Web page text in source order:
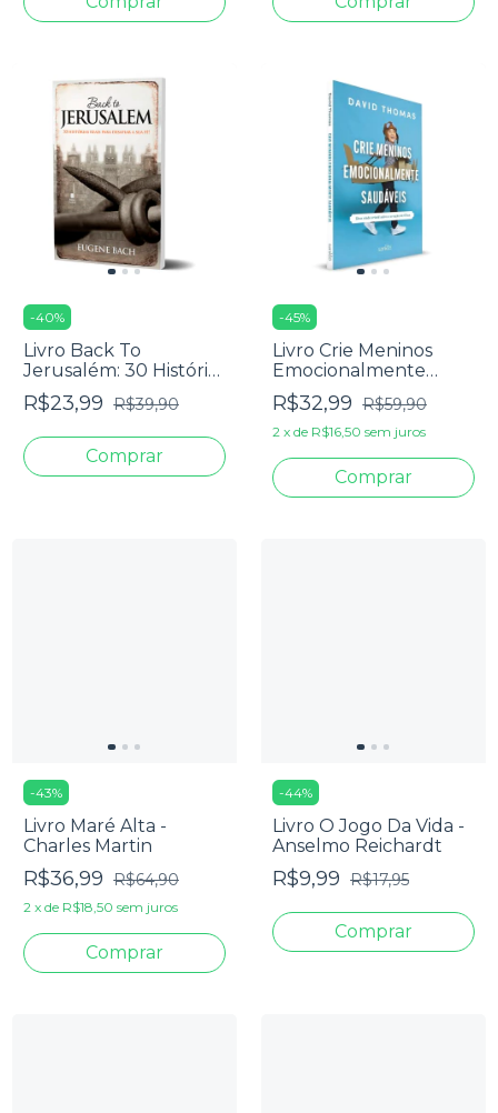
-40%
Livro Back To
Jerusalém: 30 Histórias
Reais Para Desafiar A
Sua Fé - Eugene
R$23,99 R$39,90
-45%
Livro Crie Meninos
Emocionalmente
Saudáveis - David
Thomas
R$32,99 R$59,90
2 x de R$16,50 sem juros
-43%
Livro Maré Alta -
Charles Martin
R$36,99 R$64,90
2 x de R$18,50 sem juros
-44%
Livro O Jogo Da Vida -
Anselmo Reichardt
R$9,99 R$17,95